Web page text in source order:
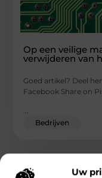
Uw
Op een veilige
verwijderen van
Goed artikel? Deel
Facebook Share on
Bedrijven